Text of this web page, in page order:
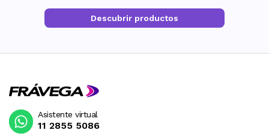
Descubrir productos
Asistente virtual
11 2855 5086